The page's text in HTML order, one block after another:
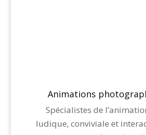
Animations
Spécialistes de
ludique, conviviale et